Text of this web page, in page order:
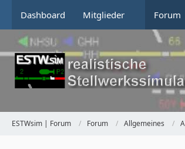
Dashboard Mitglieder Forum
ESTWsim | Forum Forum Allgemeines